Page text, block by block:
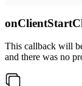
This callback will
and there was no